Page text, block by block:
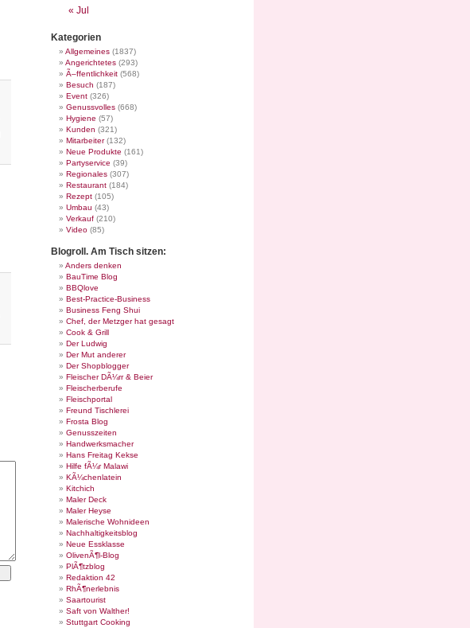
« Jul
Kategorien
Allgemeines (1837)
Angerichtetes (293)
Ã–ffentlichkeit (568)
Besuch (187)
Event (326)
Genussvolles (668)
Hygiene (57)
Kunden (321)
Mitarbeiter(132)
Neue Produkte (161)
Partyservice (39)
Regionales (307)
Restaurant (184)
Rezept (105)
Umbau (43)
Verkauf (210)
Video (85)
Blogroll. Am Tisch sitzen:
Anders denken
BauTime Blog
BBQlove
Best-Practice-Business
Business Feng Shui
Chef, der Metzger hat gesagt
Cook & Grill
Der Ludwig
Der Mut anderer
Der Shopblogger
Fleischer DÃ¼rr & Beier
Fleischerberufe
Fleischportal
Freund Tischlerei
Frosta Blog
Genusszeiten
Handwerksmacher
Hans Freitag Kekse
Hilfe fÃ¼r Malawi
KÃ¼chenlatein
Kitchich
Maler Deck
Maler Heyse
Malerische Wohnideen
Nachhaltigkeitsblog
Neue Essklasse
OlivenÃ¶l-Blog
PlÃ¶tzblog
Redaktion 42
RhÃ¶nerlebnis
Saartourist
Saft von Walther!
Stuttgart Cooking